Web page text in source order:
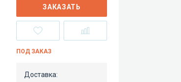
ЗАКАЗАТЬ
ПОД ЗАКАЗ
Доставка: